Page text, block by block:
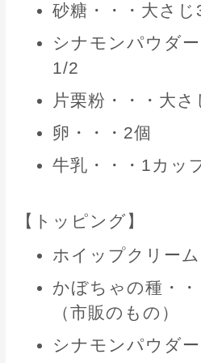
砂糖・・・大さじ
シナモンパウダ
1/2
片栗粉・・・大さ
卵・・・2個
牛乳・・・1カッ
【トッピング】
ホイップクリー
かぼちゃの種・・
（市販のもの）
シナモンパウダ